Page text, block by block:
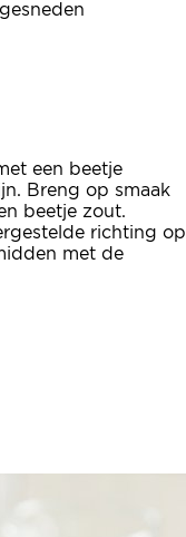
een beetje
Breng op smaak
beetje zout.
richting op
met de